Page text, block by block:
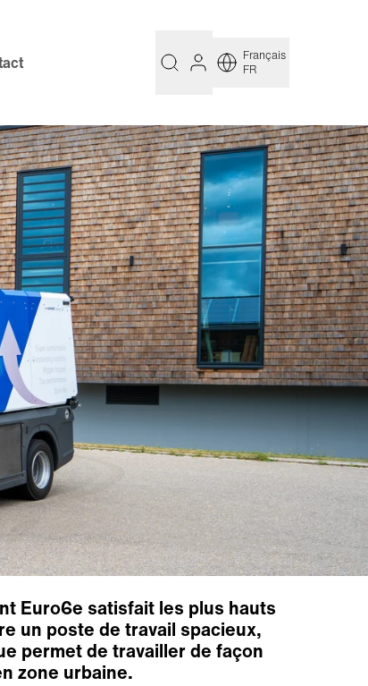
Français
FR
Euro6e satisfait les plus hauts
un poste de travail spacieux,
permet de travailler de façon
zone urbaine.